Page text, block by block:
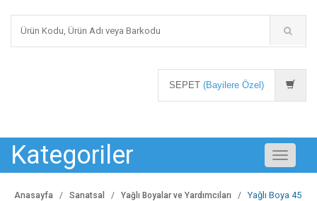
SEPET (Bayilere Özel)
Kategoriler
Toggle
Anasayfa Sanatsal Yağlı Boyalar ve Yardımcıları
Yağlı Boya 45